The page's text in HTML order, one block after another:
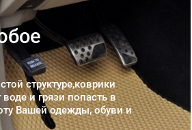
структуре,коврики
и грязи попасть в
Вашей одежды, обуви и